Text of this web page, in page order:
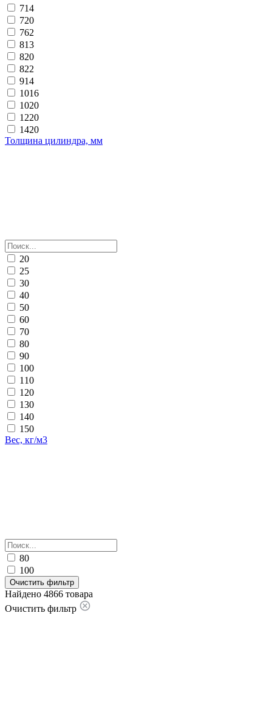
714
720
762
813
820
822
914
1016
1020
1220
1420
Толщина цилиндра, мм
20
25
30
40
50
60
70
80
90
100
110
120
130
140
150
Вес, кг/м3
80
100
Очистить фильтр
Найдено 4866 товара
Очистить фильтр